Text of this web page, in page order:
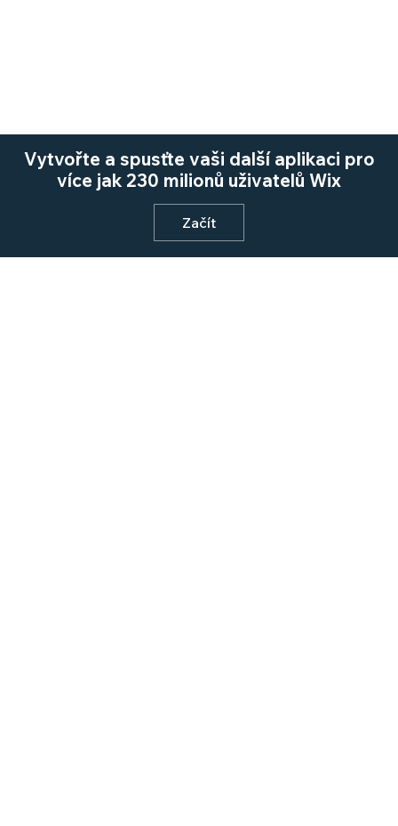
Vytvořte a spusťte vaši další aplikaci pro
více jak 230 milionů uživatelů Wix
Začít